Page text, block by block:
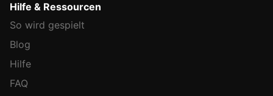
Hilfe & Ressourcen
So wird gespielt
Blog
Hilfe
FAQ